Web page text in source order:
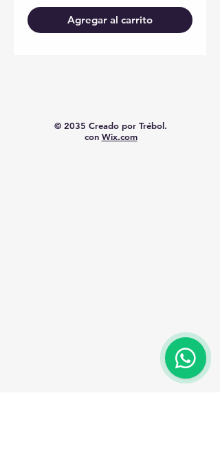
Agregar al carrito
© 2035 Creado por Trébol.
con Wix.com